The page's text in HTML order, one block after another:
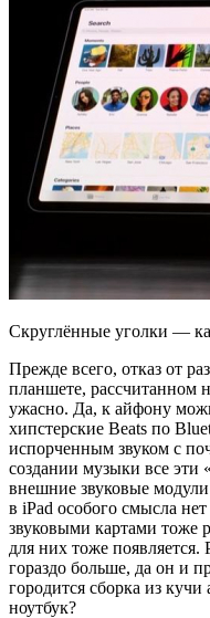
Скруглённые уголки —
Прежде всего, отказ от
планшете, рассчитанном
ужасно. Да, к айфону
хипстерские Beats по
испорченным звуком с
создании музыки все эти
внешние звуковые
в iPad особого смысла
звуковыми картами тоже
для них тоже появляется.
гораздо больше, да он и
городится сборка из
ноутбук?